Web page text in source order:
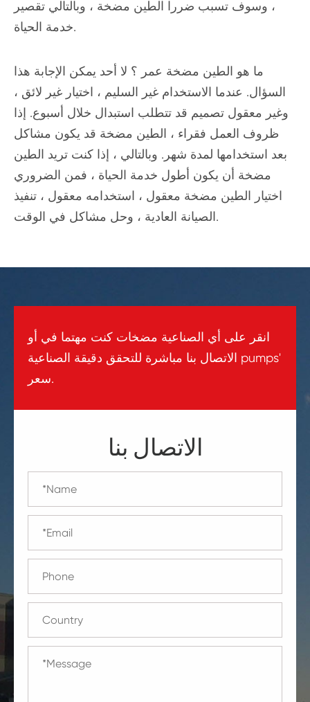
، وسوف تسبب ضررا الطين مضخة ، وبالتالي تقصير
خدمة الحياة.
ما هو الطين مضخة عمر ؟ لا أحد يمكن الإجابة هذا
السؤال. عندما الاستخدام غير السليم ، اختيار غير لائق ،
وغير معقول تصميم قد تتطلب استبدال خلال أسبوع. إذا
ظروف العمل فقراء ، الطين مضخة قد يكون مشاكل
بعد استخدامها لمدة شهر. وبالتالي ، إذا كنت تريد الطين
مضخة أن يكون أطول خدمة الحياة ، فمن الضروري
اختيار الطين مضخة معقول ، استخدامه معقول ، تنفيذ
الصيانة العادية ، وحل مشاكل في الوقت.
انقر على أي الصناعية مضخات كنت مهتما في أو
الاتصال بنا مباشرة للتحقق دقيقة الصناعية pumps'
سعر.
الاتصال بنا